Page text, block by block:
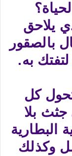
يلاحق
بالصقور
به.
كل
جثث بلا
البطارية
وكذلك